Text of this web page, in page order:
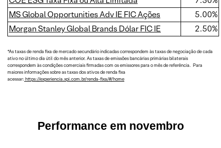
MS Global Opportunities Adv IE FIC Ações
5.00%
Morgan Stanley Global Brands Dólar FIC IE
2.50%
*As taxas de renda fixa de mercado secundário indicadas correspondem às taxas de negociação de cada
ativo no último dia útil do mês anterior. As taxas de emissões bancárias primárias bilaterais
correspondem às condições comerciais firmadas com os emissores para o mês de referência. Para
maiores informações sobre as taxas dos ativos de renda fixa
acessar: https://experiencia.xpi.com.br/renda-fixa/#/home
Performance em novembro